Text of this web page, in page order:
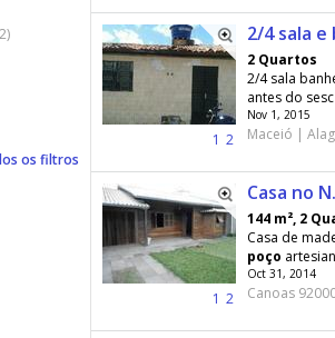
1 2
2/4 sala
2 Quartos
2/4 sala
antes do sesc
Nov 1, 2015
Maceió |
1 2
Casa no
144 m², 2
Casa de
poço
Oct 31, 2014
Canoas
os filtros